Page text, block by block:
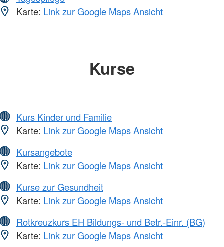
Karte: Link zur Google Maps Ansicht
Kurse
Kurs Kinder und Familie
Karte: Link zur Google Maps Ansicht
Kursangebote
Karte: Link zur Google Maps Ansicht
Kurse zur Gesundheit
Karte: Link zur Google Maps Ansicht
Rotkreuzkurs EH Bildungs- und Betr.-Einr. (BG)
Karte: Link zur Google Maps Ansicht